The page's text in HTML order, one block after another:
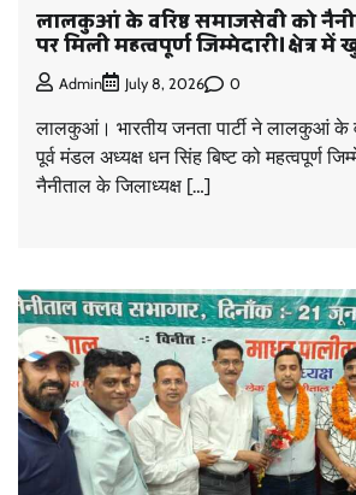
लालकुआं के वरिष्ठ समाजसेवी को
पर मिली महत्वपूर्ण जिम्मेदारी।क्षेत्र
Admin July 8, 2026 0
लालकुआं। भारतीय जनता पार्टी ने लालकुआं के
पूर्व मंडल अध्यक्ष धन सिंह बिष्ट को महत्वपूर्ण
नैनीताल के जिलाध्यक्ष […]